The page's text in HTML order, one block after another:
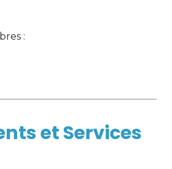
:
et Services